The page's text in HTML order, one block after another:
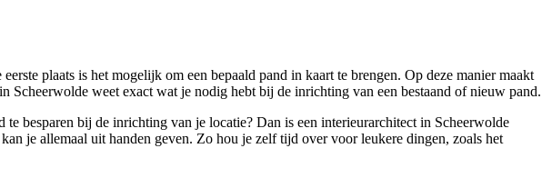
plaats is het mogelijk om een bepaald pand in kaart te brengen. Op deze manier maakt
Scheerwolde weet exact wat je nodig hebt bij de inrichting van een bestaand of nieuw pand.
besparen bij de inrichting van je locatie? Dan is een interieurarchitect in Scheerwolde
je allemaal uit handen geven. Zo hou je zelf tijd over voor leukere dingen, zoals het